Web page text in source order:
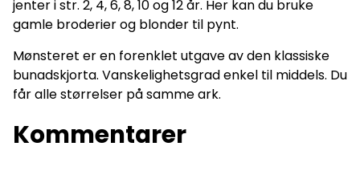
jenter i str. 2, 4, 6, 8, 10 og 12 år. Her kan du bruke
gamle broderier og blonder til pynt.
Mønsteret er en forenklet utgave av den klassiske
bunadskjorta. Vanskelighetsgrad enkel til middels. Du
får alle størrelser på samme ark.
Kommentarer